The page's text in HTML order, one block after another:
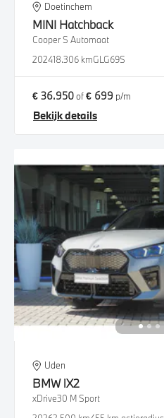
Doetinchem
MINI Hatchback
Cooper S Automaat
202418.306 kmGLG69S
€ 36.950of€ 699 p/m
Bekijk details
Uden
BMW iX2
xDrive30 M Sport